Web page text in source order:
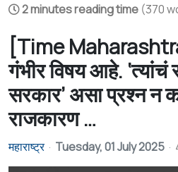
2 minutes reading time (370
[Time
गंभीर विषय आहे.
सरकार’ असा प्रश्न न
राजकारण …
महाराष्ट्र Tuesday, 01 July 2025